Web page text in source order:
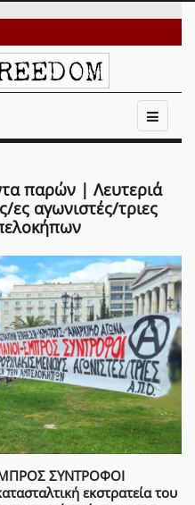
παρών | Λευτεριά
αγωνιστές/τριες
ΣΥΝΤΡΟΦΟΙ
εκστρατεία του